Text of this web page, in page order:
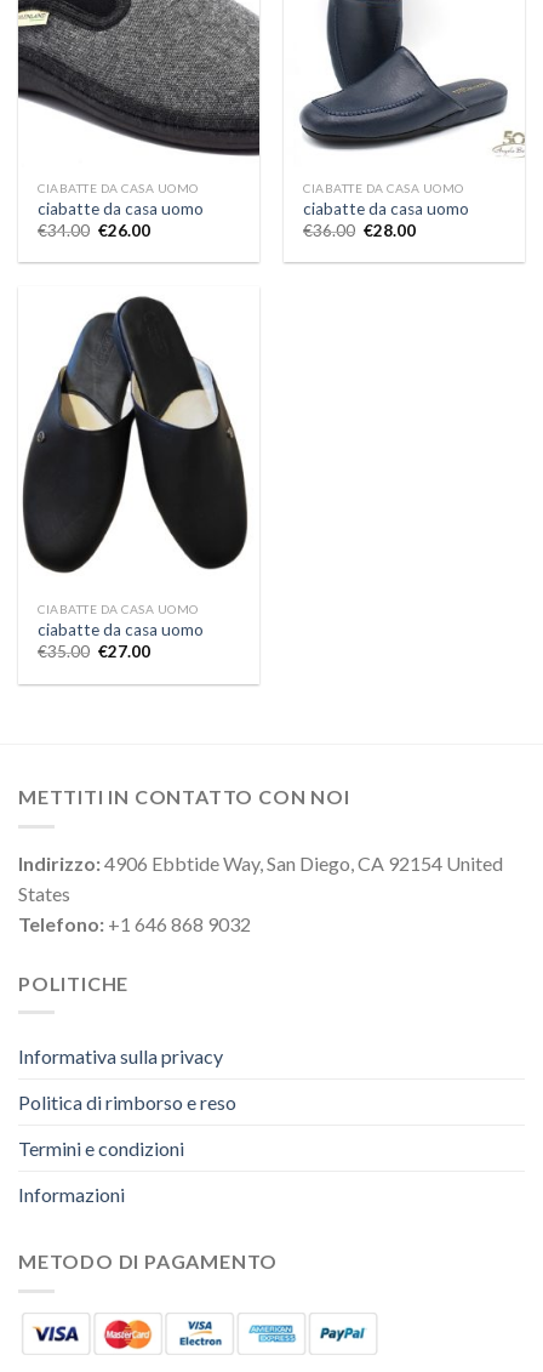
CIABATTE DA CASA UOMO
ciabatte da casa uomo
€34.00 €26.00
CIABATTE DA CASA UOMO
ciabatte da casa uomo
€36.00 €28.00
CIABATTE DA CASA UOMO
ciabatte da casa uomo
€35.00 €27.00
METTITI IN CONTATTO CON NOI
Indirizzo:4906 Ebbtide Way, San Diego, CA 92154 United
States
Telefono: +1 646 868 9032
POLITICHE
Informativa sulla privacy
Politica di rimborso e reso
Termini e condizioni
Informazioni
METODO DI PAGAMENTO